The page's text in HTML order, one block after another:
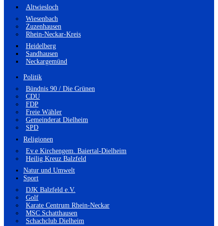
Altwiesloch
Wiesenbach
Zuzenhausen
Rhein-Neckar-Kreis
Heidelberg
Sandhausen
Neckargemünd
Politik
Bündnis 90 / Die Grünen
CDU
FDP
Freie Wähler
Gemeinderat Dielheim
SPD
Religionen
Ev.e Kirchengem. Baiertal-Dielheim
Heilig Kreuz Balzfeld
Natur und Umwelt
Sport
DJK Balzfeld e.V.
Golf
Karate Centrum Rhein-Neckar
MSC Schatthausen
Schachclub Dielheim